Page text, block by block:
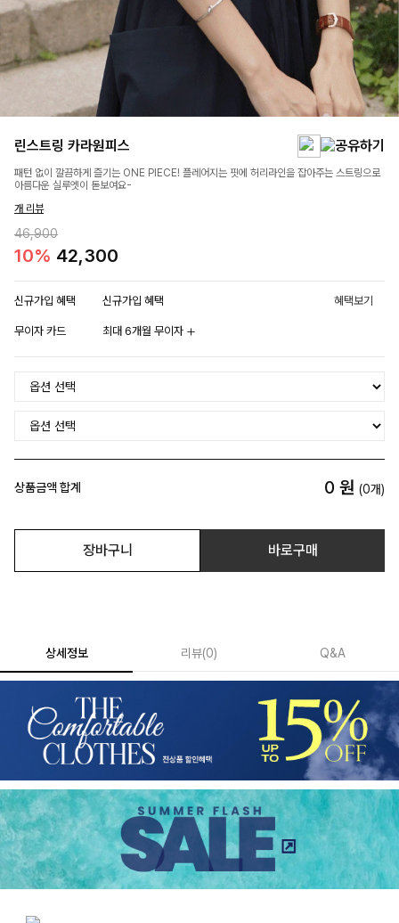
린스트링 카라원피스
패턴 없이 깔끔하게 즐기는 ONE PIECE! 플레어지는 핏에 허리라인을 잡아주는 스트링으로
아름다운 실루엣이 돋보여요-
개 리뷰
46,900
10% 42,300
신규가입 혜택 신규가입 혜택 혜택보기
무이자 카드 최대 6개월 무이자
상품금액 합계 0 원 (0개)
장바구니 바로구매
상세정보 리뷰(0) Q&A